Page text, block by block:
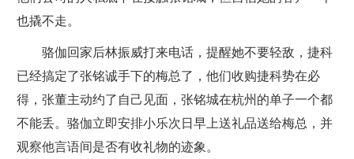
也撬不走。
骆伽回家后林振威打来电话，提醒她不要轻敌，捷科
已经搞定了张铭诚手下的梅总了，他们收购捷科势在必
得，张董主动约了自己见面，张铭城在杭州的单子一个都
不能丢。骆伽立即安排小乐次日早上送礼品送给梅总，并
观察他言语间是否有收礼物的迹象。